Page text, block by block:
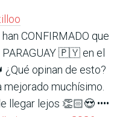
CONFIRMADO que
PARAGUAY 🇵🇾 en el
¿Qué opinan de esto?
mejorado muchísimo.
lejos 👏🏻😍 ••••